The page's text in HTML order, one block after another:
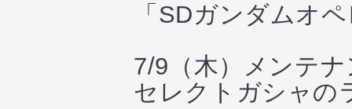
「SDガンダムオ
7/9（木）メンテ
セレクトガシャの